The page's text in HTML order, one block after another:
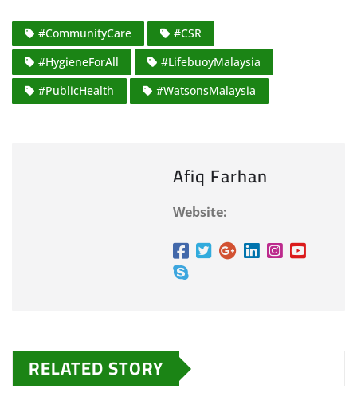
#CommunityCare
#CSR
#HygieneForAll
#LifebuoyMalaysia
#PublicHealth
#WatsonsMalaysia
Afiq Farhan
Website:
RELATED STORY